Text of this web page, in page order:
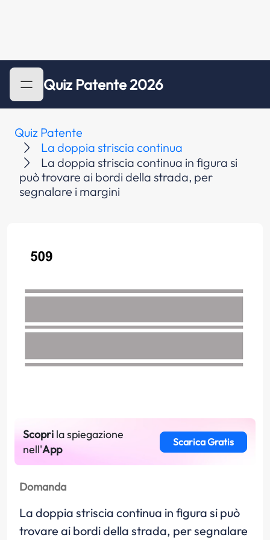
Quiz Patente 2026
Quiz Patente
La doppia striscia continua
La doppia striscia continua in figura si
può trovare ai bordi della strada, per
segnalare i margini
Scopri la spiegazione
nell'App
Scarica Gratis
Domanda
La doppia striscia continua in figura si può
trovare ai bordi della strada, per segnalare